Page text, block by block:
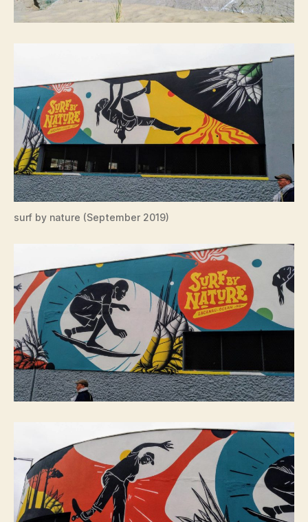
surf by nature (September 2019)